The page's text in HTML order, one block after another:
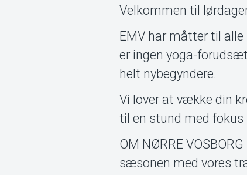
Velkommen til
EMV har måtter til
er ingen yoga-
helt nybegyndere.
Vi lover at vække din
til en stund med fokus
OM NØRRE
sæsonen med vores